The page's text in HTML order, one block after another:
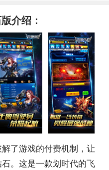
介绍：
了游戏的付费机制，让
。这是一款划时代的飞